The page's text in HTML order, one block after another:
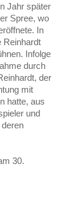
Jahr später
Spree, wo
In
Reinhardt
Infolge
durch
der
mit
hatte, aus
und
30.